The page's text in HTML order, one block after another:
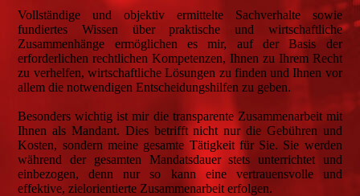
Vollständige und objektiv ermittelte Sachverhalte sowie
fundiertes Wissen über praktische und wirtschaftliche
Zusammenhänge ermöglichen es mir, auf der Basis der
erforderlichen rechtlichen Kompetenzen, Ihnen zu Ihrem Recht
zu verhelfen, wirtschaftliche Lösungen zu finden und Ihnen vor
allem die notwendigen Entscheidungshilfen zu geben.
Besonders wichtig ist mir die transparente Zusammenarbeit mit
Ihnen als Mandant. Dies betrifft nicht nur die Gebühren und
Kosten, sondern meine gesamte Tätigkeit für Sie. Sie werden
während der gesamten Mandatsdauer stets unterrichtet und
einbezogen, denn nur so kann eine vertrauensvolle und
effektive, zielorientierte Zusammenarbeit erfolgen.